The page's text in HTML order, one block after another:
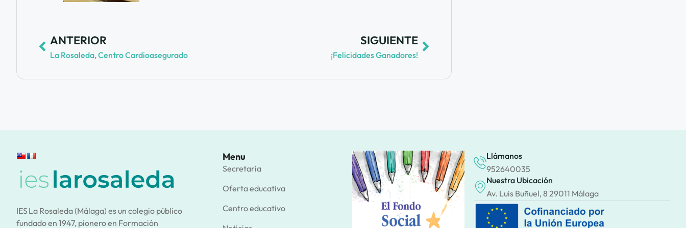
ANTERIOR
La Rosaleda, Centro Cardioasegurado
SIGUIENTE
¡Felicidades Ganadores!
IES La Rosaleda (Málaga) es un colegio público
fundado en 1947, pionero en Formación
Menu
Secretaría
Oferta educativa
Centro educativo
Llámanos
952640035
Nuestra Ubicación
Av. Luis Buñuel, 8 29011 Málaga